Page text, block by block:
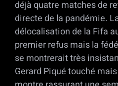
déjà quatre matches de
directe de la pandémie.
délocalisation de la Fifa
premier refus mais la
se montrerait très
Gerard Piqué touché